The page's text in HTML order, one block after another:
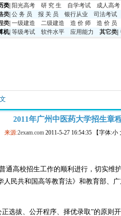
类 阳光高考 研 究 生 自学考试
成人高考
类 公 务 员 报 关 员 银行从业
司法考试
类 一级建造 二级建造 造 价 师
造 价 员
机| 等级考试 软件水平 应用能力 其它类
2011年广州中医药大学招生章
来源:2exam.com 2011-5-27 16:54:35 【字体:小
通高校招生工作的顺利进行，切实维
人民共和国高等教育法》和教育部、
选拔、公开程序、择优录取”的原则